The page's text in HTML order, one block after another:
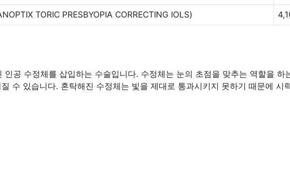
TORIC PRESBYOPIA CORRECTING IOLS)
공 수정체를 삽입하는 수술입니다. 수정체는 눈의 초점을 맞추는 역할을 하
수 있습니다. 혼탁해진 수정체는 빛을 제대로 통과시키지 못하기 때문에 시